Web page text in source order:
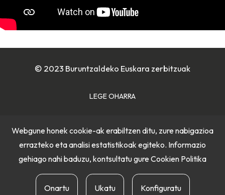
© 2023 Buruntzaldeko Euskara zerbitzuak
LEGE OHARRA
PRIBATUTASUN POLITIKA
Webgune honek cookie-ak erabiltzen ditu, zure nabigazioa
errazteko eta analisi estatistikoak egiteko. Informazio
gehiago nahi baduzu, kontsultatu gure Cookien Politika
Onartu Ukatu Konfiguratu